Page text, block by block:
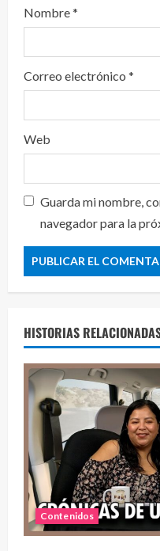
Nombre*
Correo electrónico *
Web
Guarda mi nombre,
navegador para la
HISTORIAS
Contenidos